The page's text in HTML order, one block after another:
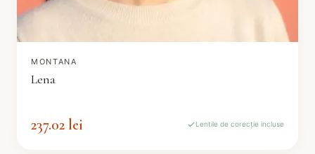
MONTANA
Lena
237.02 lei Lentile de corecție incluse